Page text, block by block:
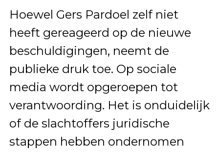
Hoewel Gers Pardoel zelf niet
heeft gereageerd op de nieuwe
beschuldigingen, neemt de
publieke druk toe. Op sociale
media wordt opgeroepen tot
verantwoording. Het is onduidelijk
of de slachtoffers juridische
stappen hebben ondernomen